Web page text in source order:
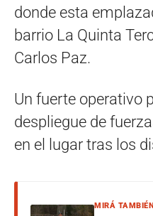
donde esta
barrio La Quinta
Carlos Paz.
Un fuerte operativo
despliegue de
en el lugar tras los
MIRÁ TAMBIÉN